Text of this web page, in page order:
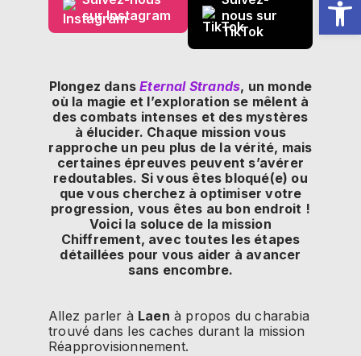
sur Instagram
nous sur
TikTok
Plongez dansEternal Strands, un monde
où la magie et l’exploration se mêlent à
des combats intenses et des mystères
à élucider. Chaque mission vous
rapproche un peu plus de la vérité, mais
certaines épreuves peuvent s’avérer
redoutables. Si vous êtes bloqué(e) ou
que vous cherchez à optimiser votre
progression, vous êtes au bon endroit !
Voici la soluce de la mission
Chiffrement, avec toutes les étapes
détaillées pour vous aider à avancer
sans encombre.
Allez parler à Laen à propos du charabia
trouvé dans les caches durant la mission
Réapprovisionnement.